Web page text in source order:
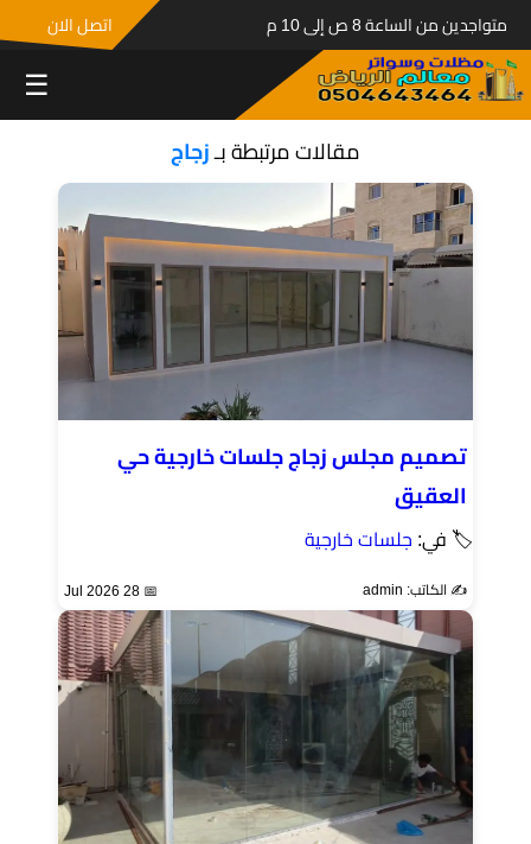
متواجدين من الساعة 8 ص إلى 10 م اتصل الان
☰
مقالات مرتبطة بـزجاج
تصميم مجلس زجاج جلسات خارجية حي
العقيق
🏷 في: جلسات خارجية
✍️ الكاتب: admin 📅 28 Jul 2026